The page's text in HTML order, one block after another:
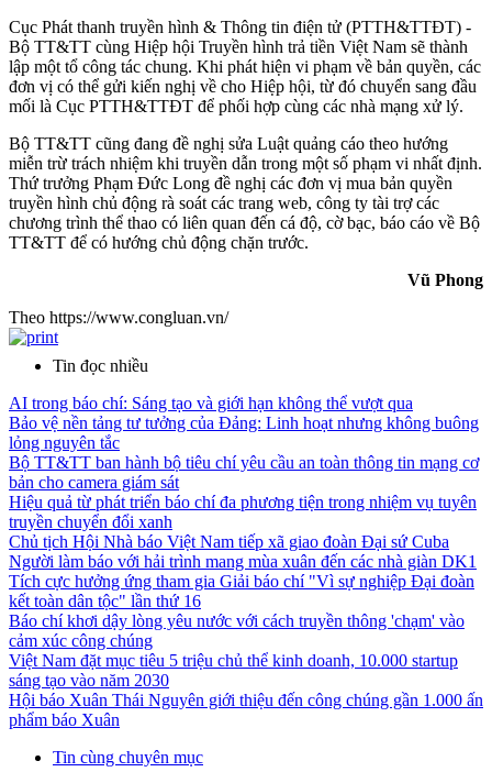
Cục Phát thanh truyền hình & Thông tin điện tử (PTTH&TTĐT) -
Bộ TT&TT cùng Hiệp hội Truyền hình trả tiền Việt Nam sẽ thành
lập một tổ công tác chung. Khi phát hiện vi phạm về bản quyền, các
đơn vị có thể gửi kiến nghị về cho Hiệp hội, từ đó chuyển sang đầu
mối là Cục PTTH&TTĐT để phối hợp cùng các nhà mạng xử lý.
Bộ TT&TT cũng đang đề nghị sửa Luật quảng cáo theo hướng
miễn trừ trách nhiệm khi truyền dẫn trong một số phạm vi nhất định.
Thứ trưởng Phạm Đức Long đề nghị các đơn vị mua bản quyền
truyền hình chủ động rà soát các trang web, công ty tài trợ các
chương trình thể thao có liên quan đến cá độ, cờ bạc, báo cáo về Bộ
TT&TT để có hướng chủ động chặn trước.
Vũ Phong
Theo https://www.congluan.vn/
Tin đọc nhiều
AI trong báo chí: Sáng tạo và giới hạn không thể vượt qua
Bảo vệ nền tảng tư tưởng của Đảng: Linh hoạt nhưng không buông
lỏng nguyên tắc
Bộ TT&TT ban hành bộ tiêu chí yêu cầu an toàn thông tin mạng cơ
bản cho camera giám sát
Hiệu quả từ phát triển báo chí đa phương tiện trong nhiệm vụ tuyên
truyền chuyển đổi xanh
Chủ tịch Hội Nhà báo Việt Nam tiếp xã giao đoàn Đại sứ Cuba
Người làm báo với hải trình mang mùa xuân đến các nhà giàn DK1
Tích cực hưởng ứng tham gia Giải báo chí "Vì sự nghiệp Đại đoàn
kết toàn dân tộc" lần thứ 16
Báo chí khơi dậy lòng yêu nước với cách truyền thông 'chạm' vào
cảm xúc công chúng
Việt Nam đặt mục tiêu 5 triệu chủ thể kinh doanh, 10.000 startup
sáng tạo vào năm 2030
Hội báo Xuân Thái Nguyên giới thiệu đến công chúng gần 1.000 ấn
phẩm báo Xuân
Tin cùng chuyên mục